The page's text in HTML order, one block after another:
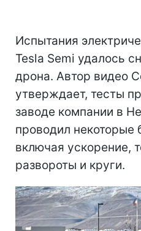
Испытания
Tesla Semi удалось
дрона. Автор видео
утверждает, тесты
заводе компании в
проводил некоторые
включая ускорение,
развороты и круги.